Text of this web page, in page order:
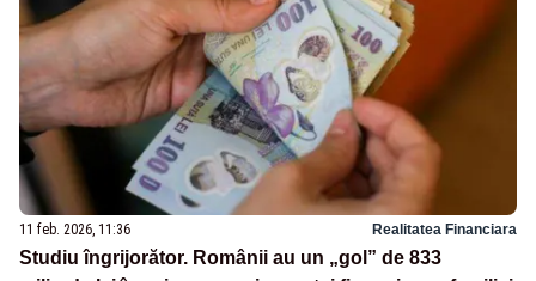
11 feb. 2026, 11:36 Realitatea Financiara
Studiu îngrijorător. Românii au un „gol” de 833